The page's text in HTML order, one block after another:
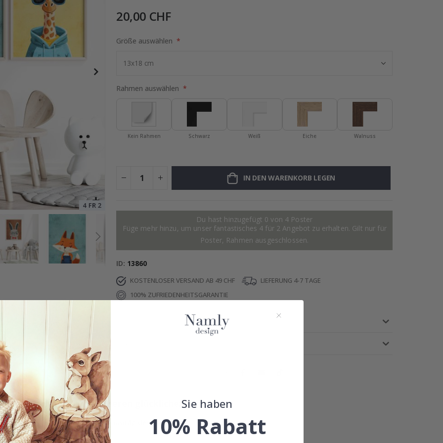
20,00 CHF
Größe auswählen
Rahmen auswählen
Kein Rahmen Schwarz Weiß Eiche Walnuss
IN DEN WARENKORB LEGEN
Du hast hinzugefügt 0 von 4 Poster
Füge mehr hinzu, um unser fantastisches 4 für 2 Angebot zu erhalten. Gilt nur für
Poster, Rahmen ausgeschlossen.
ID 13860
KOSTENLOSER VERSAND AB 49 CHF
LIEFERUNG 4-7 TAGE
100% ZUFRIEDENHEITSGARANTIE
Inspiration von unseren glücklichen Kunden!
Teile dein Bild mit #namly_design
Sie haben
10% Rabatt